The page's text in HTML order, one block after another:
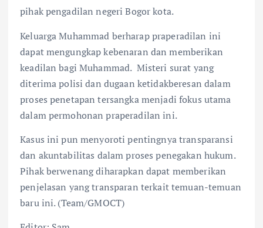
pihak pengadilan negeri Bogor kota.
Keluarga Muhammad berharap praperadilan ini
dapat mengungkap kebenaran dan memberikan
keadilan bagi Muhammad. Misteri surat yang
diterima polisi dan dugaan ketidakberesan dalam
proses penetapan tersangka menjadi fokus utama
dalam permohonan praperadilan ini.
Kasus ini pun menyoroti pentingnya transparansi
dan akuntabilitas dalam proses penegakan hukum.
Pihak berwenang diharapkan dapat memberikan
penjelasan yang transparan terkait temuan-temuan
baru ini. (Team/GMOCT)